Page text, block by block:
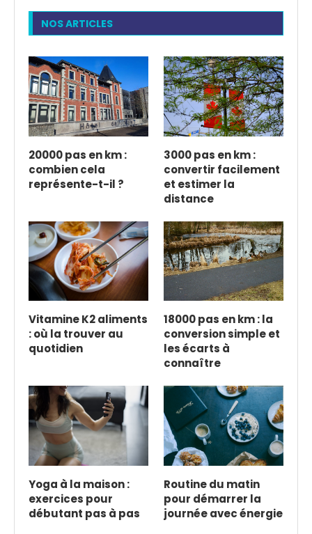
NOS ARTICLES
20000 pas en km :
combien cela
représente-t-il ?
3000 pas en km :
convertir facilement
et estimer la
distance
Vitamine K2 aliments
: où la trouver au
quotidien
18000 pas en km : la
conversion simple et
les écarts à
connaître
Yoga à la maison :
exercices pour
débutant pas à pas
Routine du matin
pour démarrer la
journée avec énergie